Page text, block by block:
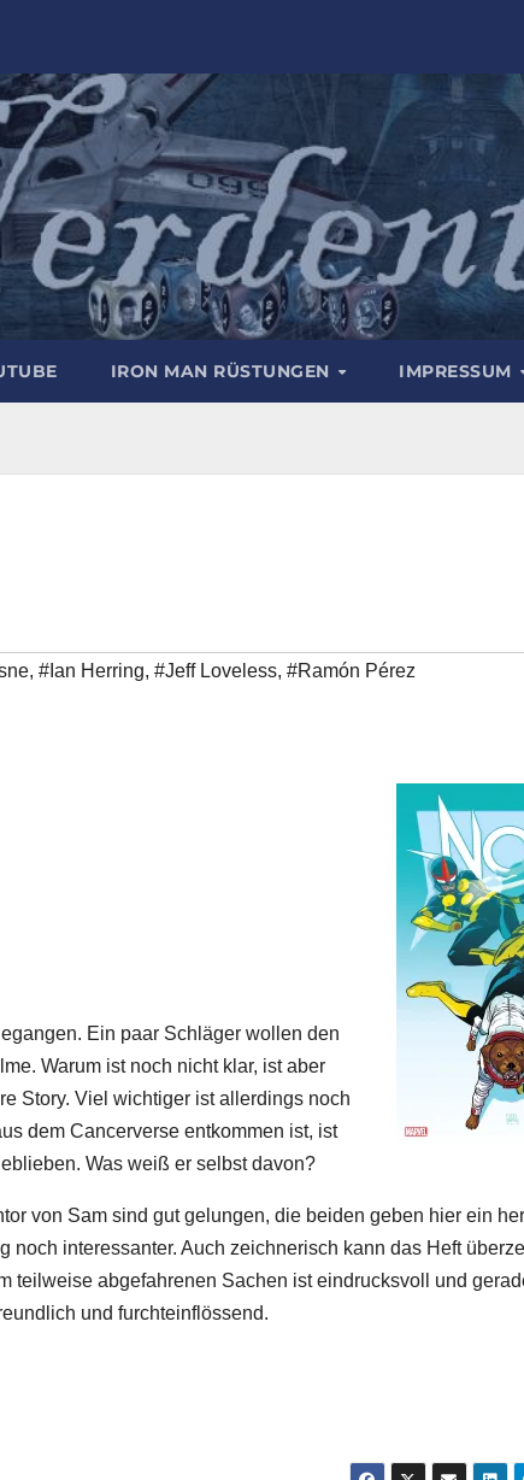
IRON MAN RÜSTUNGEN IMPRESSUM
, #Ian Herring, #Jeff Loveless, #Ramón Pérez
Ein paar Schläger wollen den
Warum ist noch nicht klar, ist aber
Story. Viel wichtiger ist allerdings noch
dem Cancerverse entkommen ist, ist
Was weiß er selbst davon?
von Sam sind gut gelungen, die beiden geben hier ein
noch interessanter. Auch zeichnerisch kann das Heft
teilweise abgefahrenen Sachen ist eindrucksvoll und
und furchteinflössend.